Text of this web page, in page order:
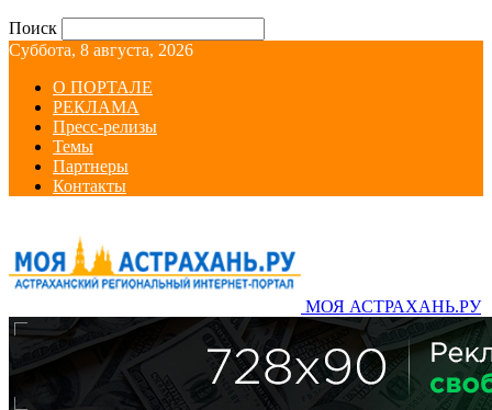
Поиск
Суббота, 8 августа, 2026
О ПОРТАЛЕ
РЕКЛАМА
Пресс-релизы
Темы
Партнеры
Контакты
МОЯ АСТРАХАНЬ.РУ